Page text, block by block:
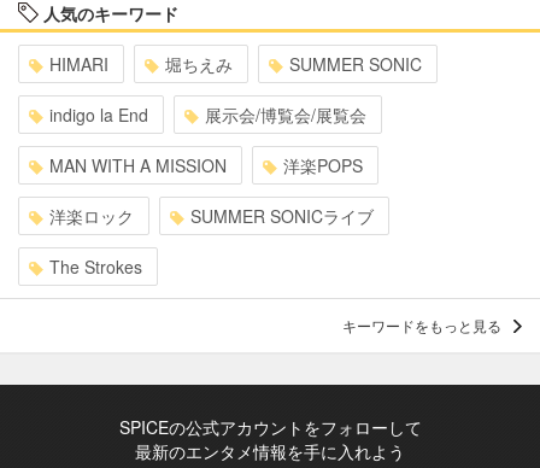
人気のキーワード
HIMARI 堀ちえみ SUMMER SONIC
indigo la End 展示会/博覧会/展覧会
MAN WITH A MISSION 洋楽POPS
洋楽ロック SUMMER SONICライブ
The Strokes
キーワードをもっと見る
SPICEの公式アカウントをフォローして
最新のエンタメ情報を手に入れよう